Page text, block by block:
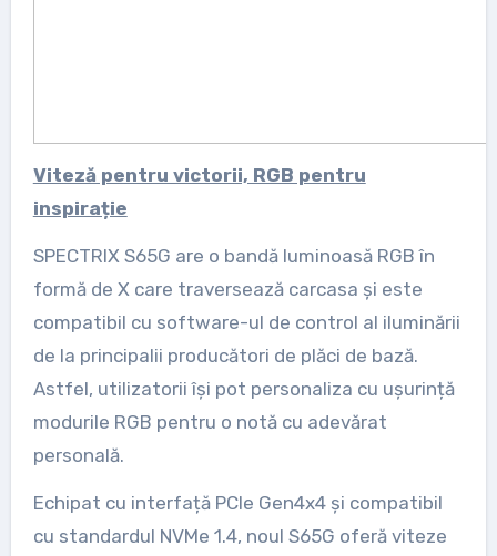
Viteză pentru victorii, RGB pentru
inspirație
SPECTRIX S65G are o bandă luminoasă RGB în
formă de X care traversează carcasa și este
compatibil cu software-ul de control al iluminării
de la principalii producători de plăci de bază.
Astfel, utilizatorii își pot personaliza cu ușurință
modurile RGB pentru o notă cu adevărat
personală.
Echipat cu interfață PCIe Gen4x4 și compatibil
cu standardul NVMe 1.4, noul S65G oferă viteze